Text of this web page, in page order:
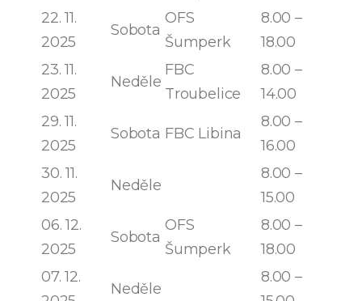
22. 11.
2025
Sobota
OFS
Šumperk
8.00 –
18.00
23. 11.
2025
Neděle
FBC
Troubelice
8.00 –
14.00
29. 11.
2025
Sobota FBC Libina
8.00 –
16.00
30. 11.
2025
Neděle
8.00 –
15.00
06. 12.
2025
Sobota
OFS
Šumperk
8.00 –
18.00
07. 12.
Neděle
8.00 –